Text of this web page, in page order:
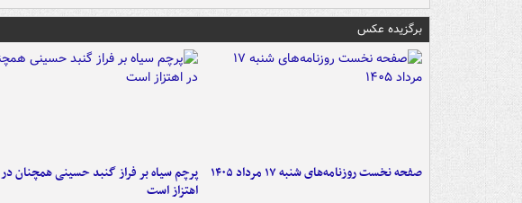
برگزیده عکس
صفحه نخست روزنامه‌های شنبه ۱۷ مرداد ۱۴۰۵
پرچم سیاه بر فراز گنبد حسینی همچنان در
اهتزاز است